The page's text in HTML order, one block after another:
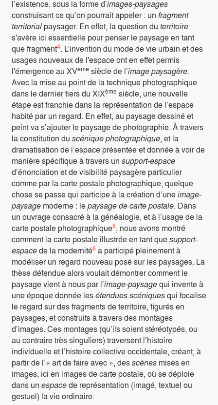
l’existence, sous la forme d’images-paysages
construisant ce qu’on pourrait appeler : un fragment
territorial paysager. En effet, la question du territoire
s'avère ici essentielle pour penser le paysage en tant
que fragment4. L’invention du mode de vie urbain et des
usages nouveaux de l'espace ont en effet permis
l'émergence au XVème siècle de l’image paysagère.
Avec la mise au point de la technique photographique
dans le dernier tiers du XIXème siècle, une nouvelle
étape est franchie dans la représentation de l’espace
habité par un regard. En effet, au paysage dessiné et
peint va s’ajouter le paysage de photographie. À travers
la constitution du scénique photographique, et la
dramatisation de l’espace présentée et donnée à voir de
manière spécifique à travers un support-espace
d’énonciation et de visibilité paysagère particulier
comme par la carte postale photographique, quelque
chose se passe qui participe à la création d’uneimage-
paysage moderne : lepaysage de carte postale. Dans
un ouvrage consacré à la généalogie, et à l’usage de la
carte postale photographique5, nous avons montré
comment la carte postale illustrée en tant quesupport-
espacede la modernité6 a participé pleinement à
modéliser un regard nouveau posé sur les paysages. La
thèse défendue alors voulait démontrer comment le
paysage vient à nous par l’image-paysagequi invente à
une époque donnée lesétendues scéniquesqui focalise
le regard sur des fragments de territoire, figurés en
paysages, et construits à travers des montages
d’images. Ces montages (qu’ils soient stéréotypés, ou
au contraire très singuliers) traversent l’histoire
individuelle et l’histoire collective occidentale, créant, à
partir de l’« art de faire avec », desscènes mises en
images, ici en images de carte postale, où se déploie
dans un espacede représentation (imagé, textuel ou
gestuel) la vie ordinaire.